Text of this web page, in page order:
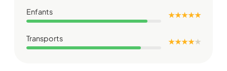
Enfants ★ ★ ★ ★ ★
Transports ★ ★ ★ ★★